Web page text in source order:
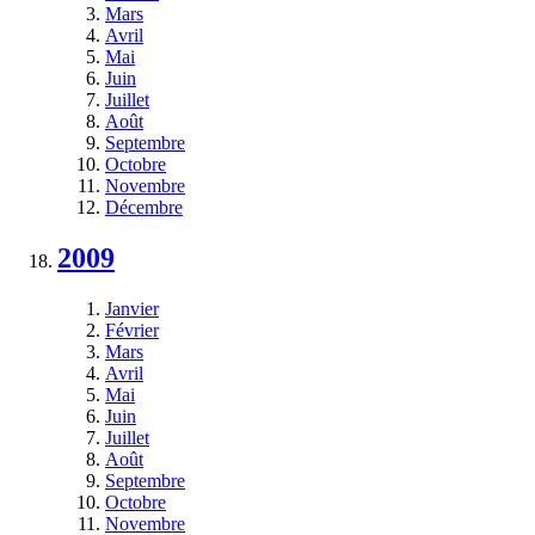
Mars
Avril
Mai
Juin
Juillet
Août
Septembre
Octobre
Novembre
Décembre
2009
Janvier
Février
Mars
Avril
Mai
Juin
Juillet
Août
Septembre
Octobre
Novembre